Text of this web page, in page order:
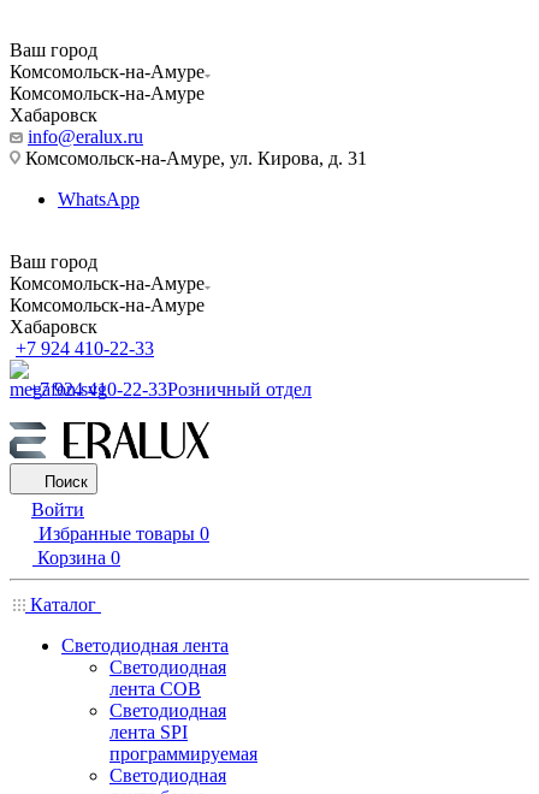
Ваш город
Комсомольск-на-Амуре
Комсомольск-на-Амуре
Хабаровск
info@eralux.ru
Комсомольск-на-Амуре, ул. Кирова, д. 31
WhatsApp
Ваш город
Комсомольск-на-Амуре
Комсомольск-на-Амуре
Хабаровск
+7 924 410-22-33
+7 924 410-22-33Розничный отдел
Поиск
Войти
Избранные товары 0
Корзина 0
Каталог
Светодиодная лента
Светодиодная
лента COB
Светодиодная
лента SPI
программируемая
Светодиодная